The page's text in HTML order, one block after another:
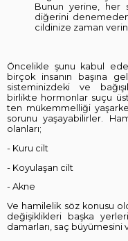
Bunun yerine, her
diğerini
cildinize zaman
Öncelikle şunu kabul
birçok insanın başına
sisteminizdeki ve
birlikte hormonlar suçu
ten mükemmelliği
sorunu yaşayabilirler.
olanları;
- Kuru cilt
- Koyulaşan cilt
- Akne
Ve hamilelik söz konusu
değişiklikleri başka
damarları, saç